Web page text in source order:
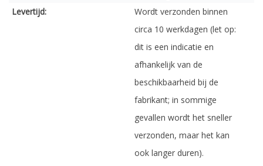
Levertijd:
Wordt verzonden binnen
circa 10 werkdagen (let op:
dit is een indicatie en
afhankelijk van de
beschikbaarheid bij de
fabrikant; in sommige
gevallen wordt het sneller
verzonden, maar het kan
ook langer duren).